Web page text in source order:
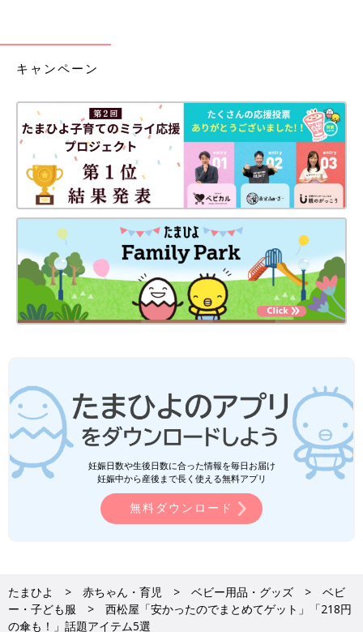
キャンペーン
妊娠日数や生後日数に合った情報を毎日お届け
妊娠中から産後まで長く使える無料アプリ
無料ダウンロード
たまひよ 赤ちゃん・育児 ベビー用品・グッズ
ベビ
ー・子ども服
西松屋「安かったのでまとめてゲット」「218円
の傘も！」話題アイテム5選